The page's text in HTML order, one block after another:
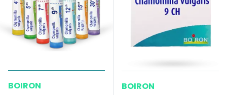
BOIRON
BOIRON